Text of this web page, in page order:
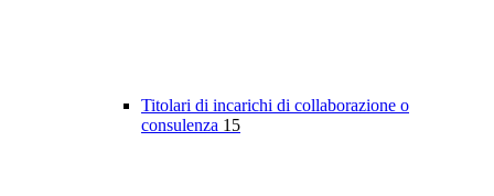
Titolari di incarichi di collaborazione o
consulenza 15